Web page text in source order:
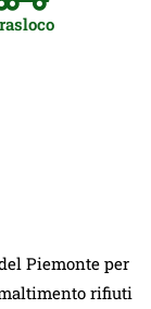
Piemonte per
rifiuti